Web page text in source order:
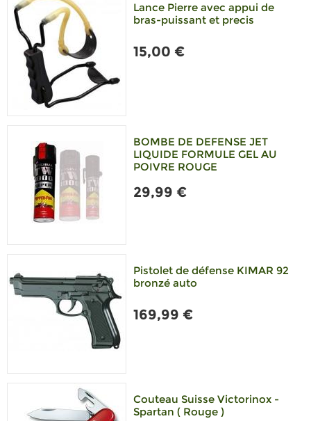
Lance Pierre avec appui de
bras-puissant et precis
15,00 €
BOMBE DE DEFENSE JET
LIQUIDE FORMULE GEL AU
POIVRE ROUGE
29,99 €
Pistolet de défense KIMAR 92
bronzé auto
169,99 €
Couteau Suisse Victorinox -
Spartan ( Rouge )